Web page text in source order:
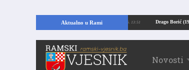
Aktualno u Rami
Kopajući temelje kuće, pronašao vrijedne arheološke ostatke 24.07.2026. 13:51
Novosti